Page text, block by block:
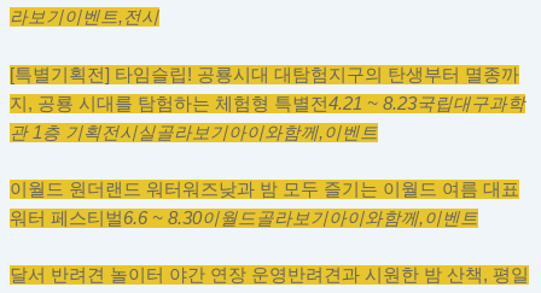
라보기이벤트,전시
[특별기획전] 타임슬립! 공룡시대 대탐험지구의 탄생부터 멸종까
지, 공룡 시대를 탐험하는 체험형 특별전4.21 ~ 8.23국립대구과학
관 1층 기획전시실골라보기아이와함께,이벤트
이월드 원더랜드 워터워즈낮과 밤 모두 즐기는 이월드 여름 대표
워터 페스티벌6.6 ~ 8.30이월드골라보기아이와함께,이벤트
달서 반려견 놀이터 야간 연장 운영반려견과 시원한 밤 산책, 평일